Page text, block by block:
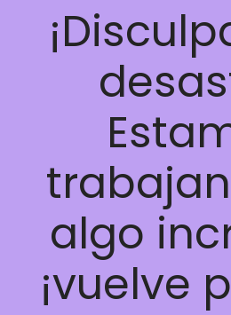
algo
¡vuelve